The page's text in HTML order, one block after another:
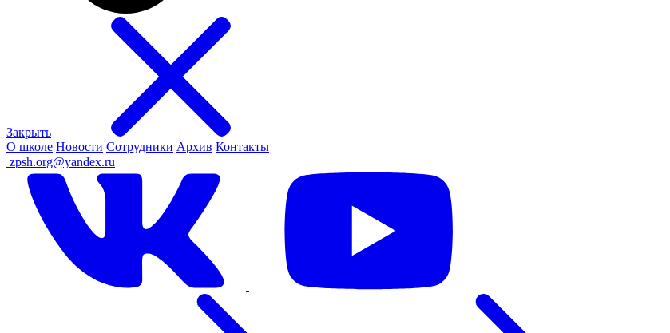
Закрыть
О школе Новости Сотрудники Архив Контакты
zpsh.org@yandex.ru